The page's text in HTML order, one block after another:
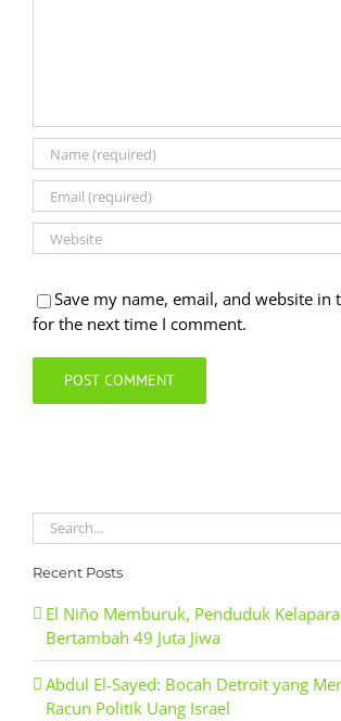
Save my name, email, and website in
for the next time I comment.
Search
for:
Recent Posts
El Niño Memburuk, Penduduk
Bertambah 49 Juta Jiwa
Abdul El-Sayed: Bocah Detroit yang
Racun Politik Uang Israel